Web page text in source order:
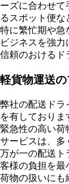
ーズに合わせて
るスポット便な
特に繁忙期や急
ビジネスを強力
信頼のおけるド
軽貨物運送
弊社の配送ドラ
を有しておりま
緊急性の高い荷
サービスは、多
万が一の配送ト
客様の負担を最
荷物の扱いにも